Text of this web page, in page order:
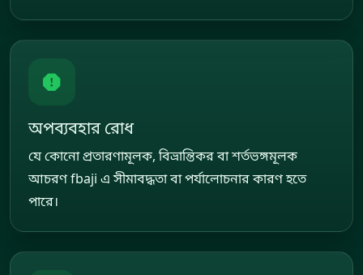
অপব্যবহার রোধ
যে কোনো প্রতারণামূলক, বিভ্রান্তিকর বা শর্তভঙ্গমূলক
আচরণ fbaji এ সীমাবদ্ধতা বা পর্যালোচনার কারণ হতে
পারে।